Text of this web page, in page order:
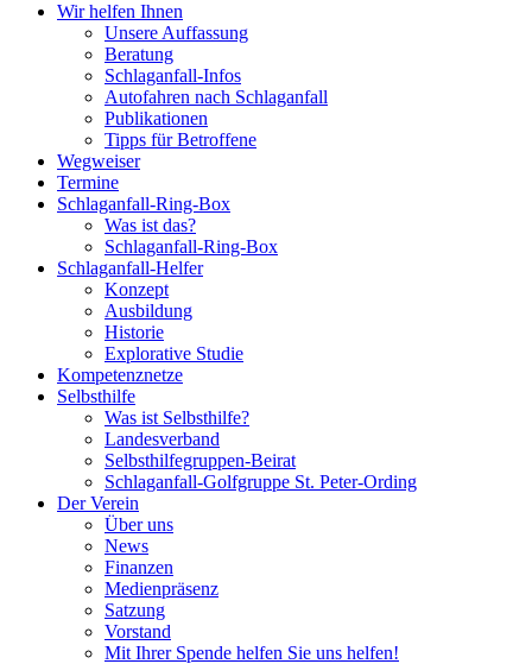
Wir helfen Ihnen
Unsere Auffassung
Beratung
Schlaganfall-Infos
Autofahren nach Schlaganfall
Publikationen
Tipps für Betroffene
Wegweiser
Termine
Schlaganfall-Ring-Box
Was ist das?
Schlaganfall-Ring-Box
Schlaganfall-Helfer
Konzept
Ausbildung
Historie
Explorative Studie
Kompetenznetze
Selbsthilfe
Was ist Selbsthilfe?
Landesverband
Selbsthilfegruppen-Beirat
Schlaganfall-Golfgruppe St. Peter-Ording
Der Verein
Über uns
News
Finanzen
Medienpräsenz
Satzung
Vorstand
Mit Ihrer Spende helfen Sie uns helfen!